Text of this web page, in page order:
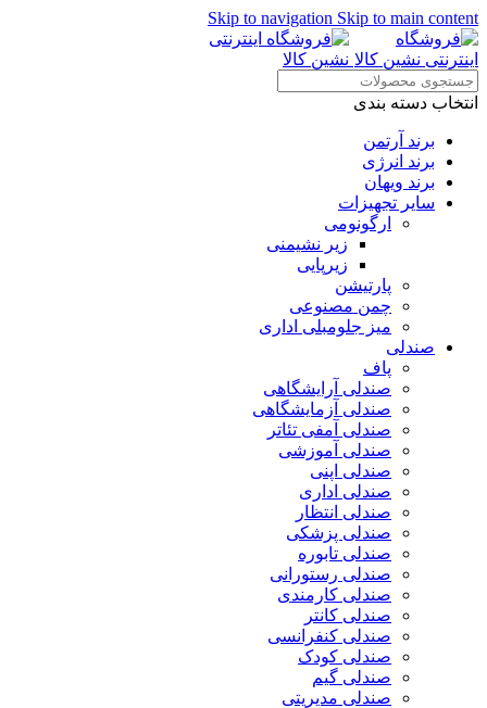
Skip to navigation Skip to main content
انتخاب دسته بندی
برند آرتمن
برند انرژی
برند ویهان
سایر تجهیزات
ارگونومی
زیر نشیمنی
زیرپایی
پارتیشن
چمن مصنوعی
میز جلومبلی اداری
صندلی
پاف
صندلی آرایشگاهی
صندلی آزمایشگاهی
صندلی آمفی تئاتر
صندلی آموزشی
صندلی اپنی
صندلی اداری
صندلی انتظار
صندلی پزشکی
صندلی تابوره
صندلی رستورانی
صندلی کارمندی
صندلی کانتر
صندلی کنفرانسی
صندلی کودک
صندلی گیم
صندلی مدیریتی